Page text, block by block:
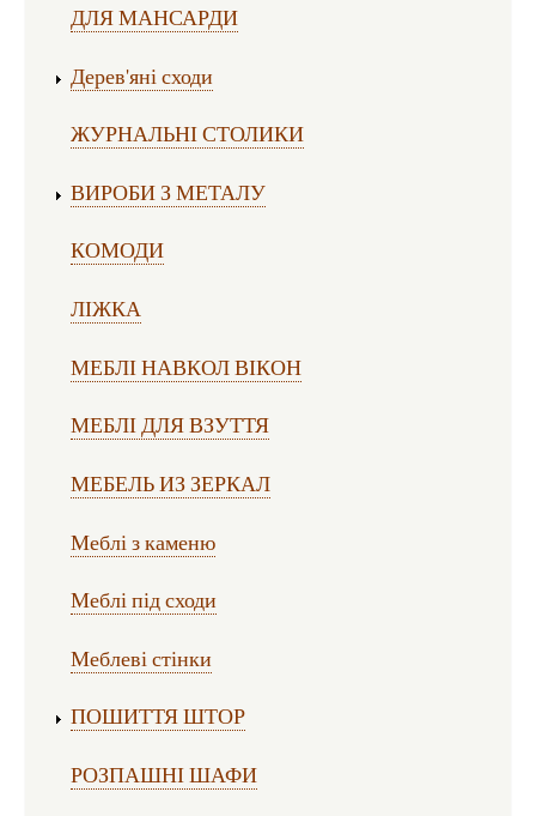
ДЛЯ МАНСАРДИ
Дерев'яні сходи
ЖУРНАЛЬНІ СТОЛИКИ
ВИРОБИ З МЕТАЛУ
КОМОДИ
ЛІЖКА
МЕБЛІ НАВКОЛ ВІКОН
МЕБЛІ ДЛЯ ВЗУТТЯ
МЕБЕЛЬ ИЗ ЗЕРКАЛ
Меблі з каменю
Меблі під сходи
Меблеві стінки
ПОШИТТЯ ШТОР
РОЗПАШНІ ШАФИ